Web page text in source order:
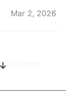
Mar 2, 2026
what I